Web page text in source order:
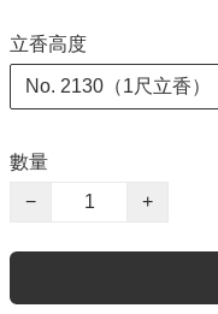
立香高度
No. 2130（1尺立香）
數量
−
+